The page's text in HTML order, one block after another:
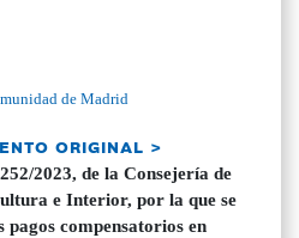
de Madrid
ORIGINAL >
2023, de la Consejería de
e Interior, por la que se
pagos compensatorios en